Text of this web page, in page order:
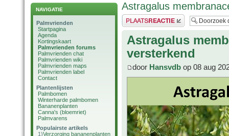
NAVIGATIE
Palmvrienden
Startpagina
Agenda
Kortingskaart
Palmvrienden forums
Palmvrienden chat
Palmvrienden wiki
Palmvrienden maps
Palmvrienden label
Contact
Plantenlijsten
Palmbomen
Winterharde palmbomen
Bananenplanten
Canna's (bloemriet)
Palmvarens
Populairste artikels
1)Verzorging bananenplanten
Astragalus
Plaats een reactie
Astragalus
versterkend
door Hansvdb op 08 aug